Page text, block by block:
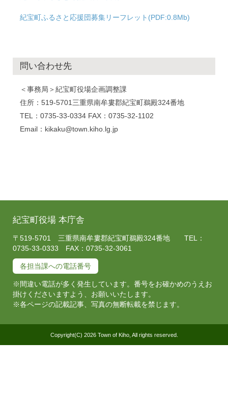
紀宝町ふるさと応援団募集リーフレット(PDF:0.8Mb)
問い合わせ先
＜事務局＞紀宝町役場企画調整課
住所：519-5701三重県南牟婁郡紀宝町鵜殿324番地
TEL：0735-33-0334 FAX：0735-32-1102
Email：kikaku@town.kiho.lg.jp
紀宝町役場 本庁舎
〒519-5701 三重県南牟婁郡紀宝町鵜殿324番地 TEL：
0735-33-0333 FAX：0735-32-3061
各担当課への電話番号
※間違い電話が多く発生しています。番号をお確かめのうえお
掛けくださいますよう、お願いいたします。
※各ページの記載記事、写真の無断転載を禁じます。
Copyright(C) 2026 Town of Kiho, All rights reserved.